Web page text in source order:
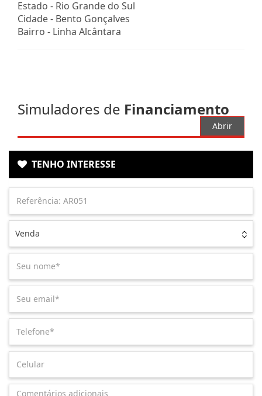
Estado - Rio Grande do Sul
Cidade - Bento Gonçalves
Bairro - Linha Alcântara
Simuladores de Financiamento
Abrir
TENHO INTERESSE
Venda